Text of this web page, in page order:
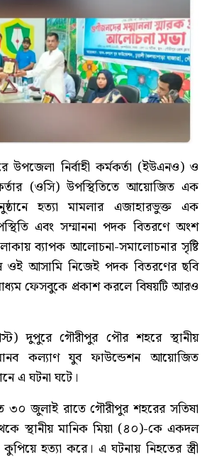
উপজেলা নির্বাহী কর্মকর্তা (ইউএনও) ও
(ওসি) উপস্থিতিতে আয়োজিত এক
হত্যা মামলার এজাহারভুক্ত এক
এবং সম্মাননা পদক বিতরণে অংশ
ব্যাপক আলোচনা-সমালোচনার সৃষ্টি
ওই আসামি নিজেই পদক বিতরণের ছবি
ফেসবুকে প্রকাশ করলে বিষয়টি আরও
দুপুরে গৌরীপুর পৌর শহরে স্থানীয়
কল্যাণ যুব ফাউন্ডেশন আয়োজিত
এ ঘটনা ঘটে।
৩০ জুলাই রাতে গৌরীপুর শহরের সতিষা
স্থানীয় মানিক মিয়া (৪০)-কে একদল
হত্যা করে। এ ঘটনায় নিহতের স্ত্রী